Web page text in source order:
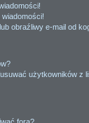
obraźliwy e-mail od
użytkowników z